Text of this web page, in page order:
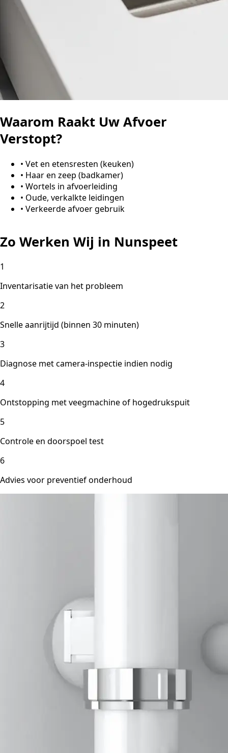
Waarom Raakt Uw Afvoer
Verstopt?
• Vet en etensresten (keuken)
• Haar en zeep (badkamer)
• Wortels in afvoerleiding
• Oude, verkalkte leidingen
• Verkeerde afvoer gebruik
Zo Werken Wij in Nunspeet
1
Inventarisatie van het probleem
2
Snelle aanrijtijd (binnen 30 minuten)
3
Diagnose met camera-inspectie indien nodig
4
Ontstopping met veegmachine of hogedrukspuit
5
Controle en doorspoel test
6
Advies voor preventief onderhoud